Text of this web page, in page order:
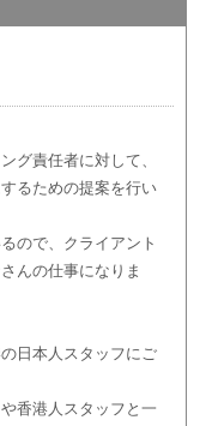
グ責任者に対して、
るための提案を行い
ので、クライアント
んの仕事になりま
日本人スタッフにご
香港人スタッフと一